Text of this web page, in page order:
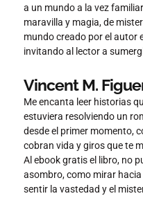
a un mundo a la vez
maravilla y magia, de
mundo creado por el autor
invitando al lector a
Vincent M.
Me encanta leer historias
estuviera resolviendo un
desde el primer momento,
cobran vida y giros que te
Al ebook gratis el libro, no
asombro, como mirar
sentir la vastedad y el